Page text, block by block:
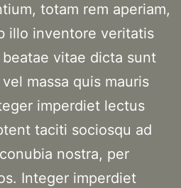
totam rem aperiam,
illo inventore veritatis
vitae dicta sunt
massa quis mauris
imperdiet lectus
taciti sociosqu ad
nostra, per
Integer imperdiet